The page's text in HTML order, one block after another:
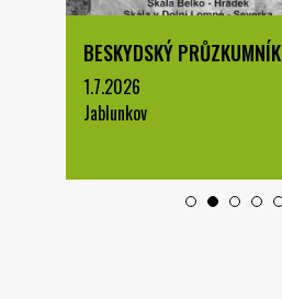
BESKYDSKÝ PRŮZKUMNÍK
1.7.2026
Jablunkov